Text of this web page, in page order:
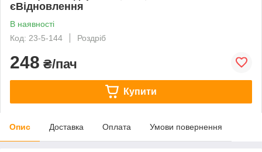
єВідновлення
В наявності
Код: 23-5-144
Роздріб
248 ₴/пач
Купити
Опис Доставка Оплата Умови повернення